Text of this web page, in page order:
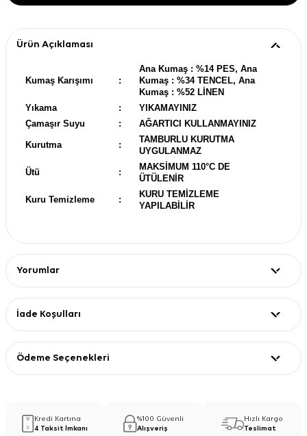
Ürün Açıklaması
Kumaş Karışımı :
Ana Kumaş : %14 PES, Ana
Kumaş : %34 TENCEL, Ana
Kumaş : %52 LİNEN
Yıkama
:
YIKAMAYINIZ
Çamaşır Suyu
: AĞARTICI KULLANMAYINIZ
Kurutma :
TAMBURLU KURUTMA
UYGULANMAZ
Ütü :
MAKSİMUM 110°C DE
ÜTÜLENİR
Kuru Temizleme :
KURU TEMİZLEME
YAPILABİLİR
Yorumlar
İade Koşulları
Ödeme Seçenekleri
Kredi Kartına
4 Taksit İmkanı
%100 Güvenli
Alışveriş
Hızlı Kargo
Teslimat